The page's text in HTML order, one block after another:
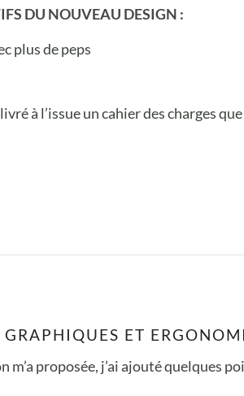
DU NOUVEAU DESIGN :
plus de peps
à l’issue un cahier des charges que
ET
m’a proposée, j’ai ajouté